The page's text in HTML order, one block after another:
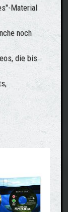
Material
noch
die bis